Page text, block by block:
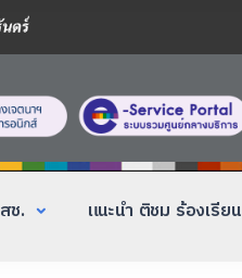
ช. แนะนำ ติชม ร้องเรียน